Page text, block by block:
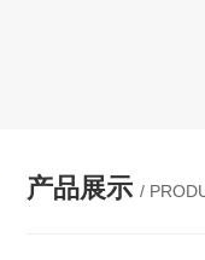
产品展示 /